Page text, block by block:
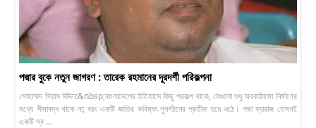
পদ্মার বুকে নতুন জাগরণ : তারেক রহমানের দূরদর্শী পরিকল্পনা
মোহাম্মদ গিয়াস উদ্দিন:&nbsp;বাংলাদেশের ইতিহাসে কিছু প্রকল্প থাকে, যেগুলো শুধু অবকাঠামো নির্মাণের
মধ্যে সীমাবদ্ধ থাকে না; বরং একটি জাতির ভবিষ্যৎ পুনর্গঠনের প্রতীক হয়ে ওঠে। পদ্মা ব্যারাজ তেমনই
একটি স্ব ...